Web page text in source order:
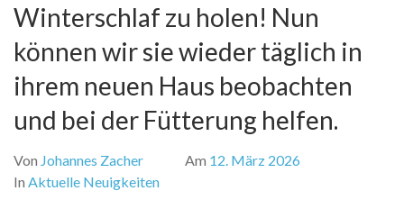
Winterschlaf zu holen! Nun
können wir sie wieder täglich in
ihrem neuen Haus beobachten
und bei der Fütterung helfen.
Von Johannes Zacher Am 12. März 2026
In Aktuelle Neuigkeiten